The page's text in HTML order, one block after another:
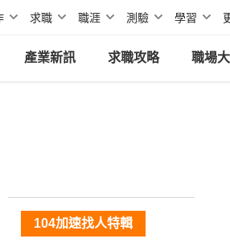
求職 職涯 測驗 學習
產業新訊 求職攻略 職場
104加速找人特輯